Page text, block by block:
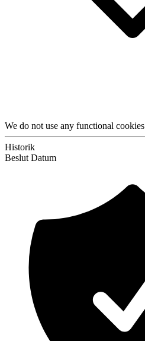
We do not use any functional cookies
Historik
Beslut Datum